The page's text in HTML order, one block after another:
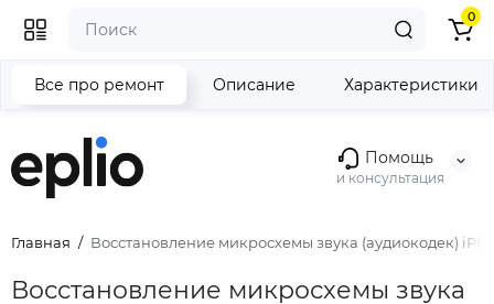
Помощь
и консультация
0
Главная Восстановление микросхемы звука (аудиокодек)
Восстановление микросхемы звука
Все про ремонт Описание Характеристики